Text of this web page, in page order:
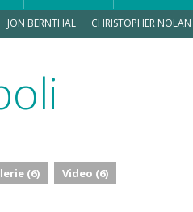
JON BERNTHAL CHRISTOPHER NOLAN
(6) Video (6)